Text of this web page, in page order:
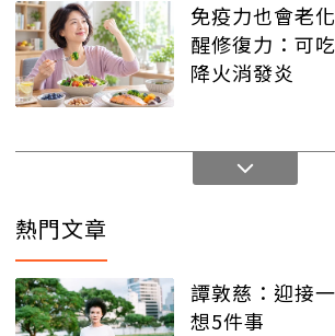
免疫力也會老
醒修復力：可
降火消發炎
熱門文章
譚敦慈：迎接
想5件事